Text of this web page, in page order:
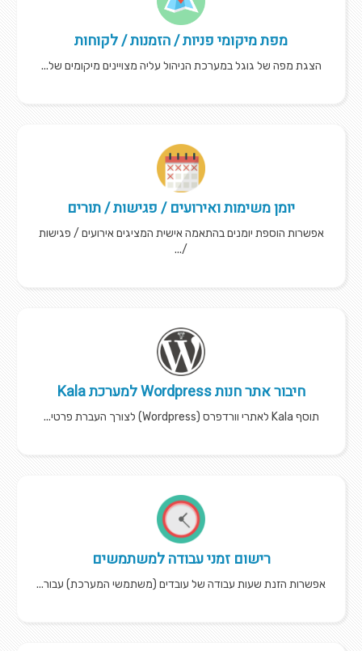
מפת מיקומי פניות / הזמנות / לקוחות
הצגת מפה של גוגל במערכת הניהול עליה מצויינים מיקומים של...
יומן משימות ואירועים / פגישות / תורים
אפשרות הוספת יומנים בהתאמה אישית המציגים אירועים / פגישות
/...
חיבור אתר חנות Wordpress למערכת Kala
תוסף Kala לאתרי וורדפרס (Wordpress) לצורך העברת פרטי...
רישום זמני עבודה למשתמשים
אפשרות הזנת שעות עבודה של עובדים (משתמשי המערכת) עבור...